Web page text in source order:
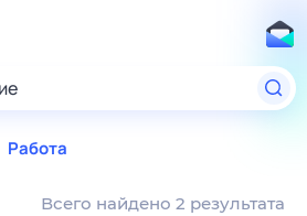
Работа
Всего найдено 2 результата